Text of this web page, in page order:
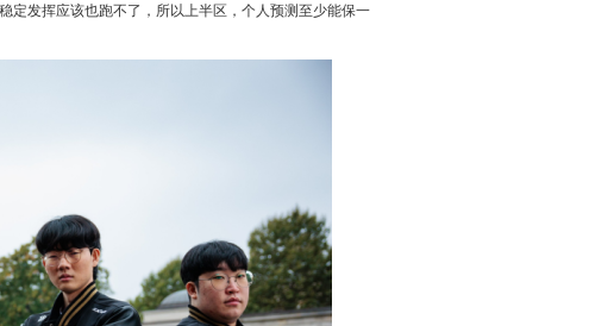
定发挥应该也跑不了，所以上半区，个人预测至少能保一